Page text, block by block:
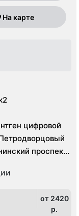
На карте
цифровой
проспект,
от 2420
p.